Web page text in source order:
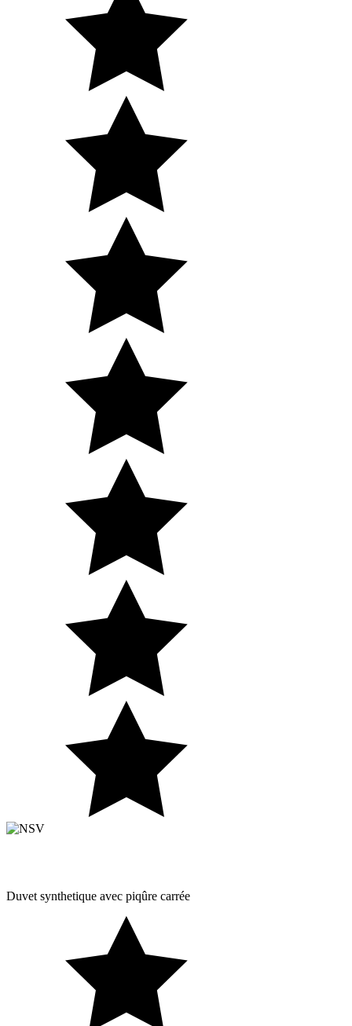
Duvet synthetique avec piqûre carrée